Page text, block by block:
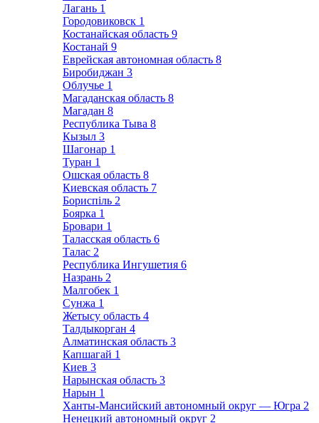
Лагань 1
Городовиковск 1
Костанайская область 9
Костанай 9
Еврейская автономная область 8
Биробиджан 3
Облучье 1
Магаданская область 8
Магадан 8
Республика Тыва 8
Кызыл 3
Шагонар 1
Туран 1
Ошская область 8
Киевская область 7
Бориспіль 2
Боярка 1
Бровари 1
Таласская область 6
Талас 2
Республика Ингушетия 6
Назрань 2
Малгобек 1
Сунжа 1
Жетысу область 4
Талдыкорган 4
Алматинская область 3
Капшагай 1
Киев 3
Нарынская область 3
Нарын 1
Ханты-Мансийский автономный округ — Югра 2
Ненецкий автономный округ 2